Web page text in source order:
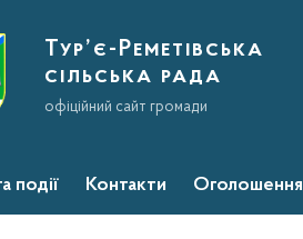
Тур’є-Реметівська
сільська рада
офіційний сайт громади
події Контакти Оголошення